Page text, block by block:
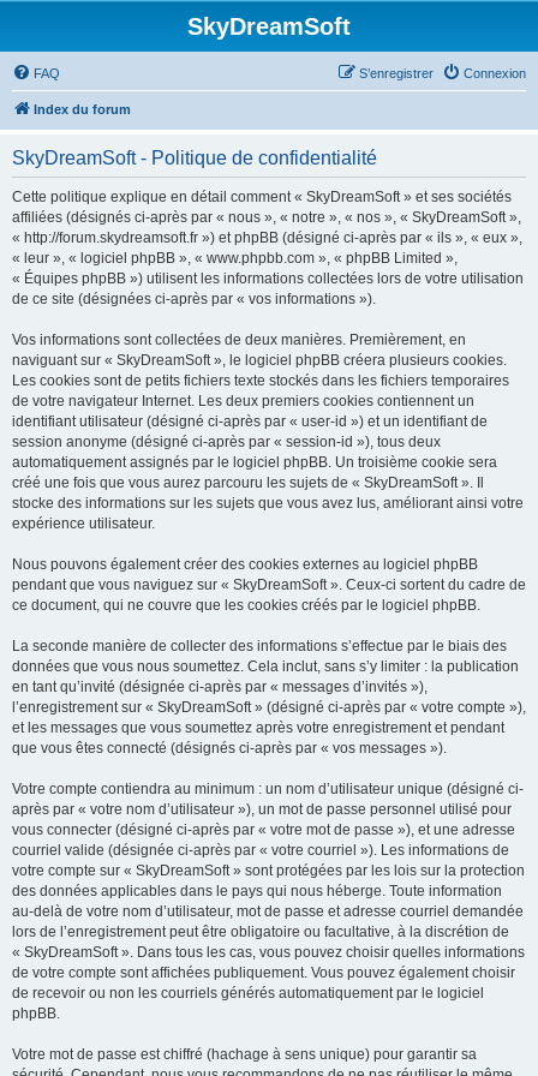
SkyDreamSoft
FAQ Connexion
S’enregistrer
Index du forum
SkyDreamSoft - Politique de confidentialité
Cette politique explique en détail comment « SkyDreamSoft » et ses sociétés
affiliées (désignés ci-après par « nous », « notre », « nos », « SkyDreamSoft »,
« http://forum.skydreamsoft.fr ») et phpBB (désigné ci-après par « ils », « eux »,
« leur », « logiciel phpBB », « www.phpbb.com », « phpBB Limited »,
« Équipes phpBB ») utilisent les informations collectées lors de votre utilisation
de ce site (désignées ci-après par « vos informations »).
Vos informations sont collectées de deux manières. Premièrement, en
naviguant sur « SkyDreamSoft », le logiciel phpBB créera plusieurs cookies.
Les cookies sont de petits fichiers texte stockés dans les fichiers temporaires
de votre navigateur Internet. Les deux premiers cookies contiennent un
identifiant utilisateur (désigné ci-après par « user-id ») et un identifiant de
session anonyme (désigné ci-après par « session-id »), tous deux
automatiquement assignés par le logiciel phpBB. Un troisième cookie sera
créé une fois que vous aurez parcouru les sujets de « SkyDreamSoft ». Il
stocke des informations sur les sujets que vous avez lus, améliorant ainsi votre
expérience utilisateur.
Nous pouvons également créer des cookies externes au logiciel phpBB
pendant que vous naviguez sur « SkyDreamSoft ». Ceux-ci sortent du cadre de
ce document, qui ne couvre que les cookies créés par le logiciel phpBB.
La seconde manière de collecter des informations s’effectue par le biais des
données que vous nous soumettez. Cela inclut, sans s’y limiter : la publication
en tant qu’invité (désignée ci-après par « messages d’invités »),
l’enregistrement sur « SkyDreamSoft » (désigné ci-après par « votre compte »),
et les messages que vous soumettez après votre enregistrement et pendant
que vous êtes connecté (désignés ci-après par « vos messages »).
Votre compte contiendra au minimum : un nom d’utilisateur unique (désigné ci-
après par « votre nom d’utilisateur »), un mot de passe personnel utilisé pour
vous connecter (désigné ci-après par « votre mot de passe »), et une adresse
courriel valide (désignée ci-après par « votre courriel »). Les informations de
votre compte sur « SkyDreamSoft » sont protégées par les lois sur la protection
des données applicables dans le pays qui nous héberge. Toute information
au-delà de votre nom d’utilisateur, mot de passe et adresse courriel demandée
lors de l’enregistrement peut être obligatoire ou facultative, à la discrétion de
« SkyDreamSoft ». Dans tous les cas, vous pouvez choisir quelles informations
de votre compte sont affichées publiquement. Vous pouvez également choisir
de recevoir ou non les courriels générés automatiquement par le logiciel
phpBB.
Votre mot de passe est chiffré (hachage à sens unique) pour garantir sa